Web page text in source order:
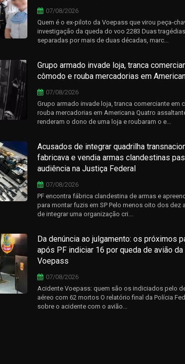
07/08/2026
Quem é o ex-piloto da Voepass que virou peça-
investigação da queda do voo 2283 Duas
separadas por mais de duas décadas, marc...
Grupo armado invade loja, tranca
cômodo e rouba mercadorias em
07/08/2026
Grupo armado invade loja, tranca comerciante em
rouba mercadorias em Americana Quatro
renderam o dono de uma loja e roubaram o e...
Acusados de integrar quadrilha
fabricava e vendia armas clandestinas
audiência na Justiça Federal
07/08/2026
PF encontra fábrica clandestina de armas e
para montar fuzis em SP Pelo menos oito dos dez
de integrar uma organização cri...
Da denúncia ao julgamento: os próximos
após PF indiciar 16 por queda de avião da
Voepass
07/08/2026
Acidente Voepass: quem são os indiciados pelo
aéreo com 62 mortos O relatório final da Polícia
sobre o acidente com o avião...